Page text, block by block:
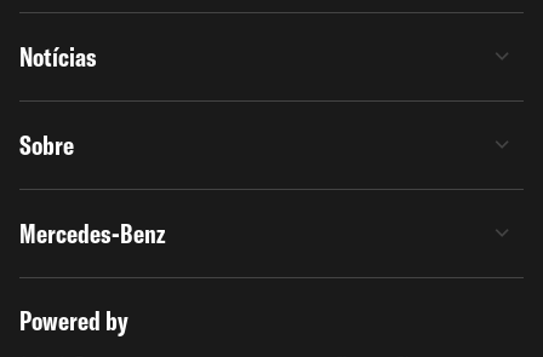
Notícias
Sobre
Mercedes-Benz
Powered by